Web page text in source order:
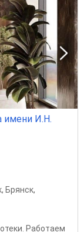
имени И.Н.
, Брянск,
Работаем